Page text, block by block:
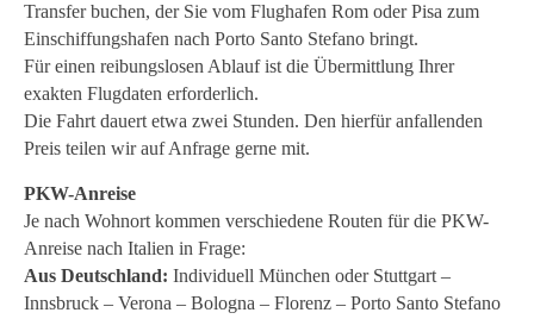
Transfer buchen, der Sie vom Flughafen Rom oder Pisa zum
Einschiffungshafen nach Porto Santo Stefano bringt.
Für einen reibungslosen Ablauf ist die Übermittlung Ihrer
exakten Flugdaten erforderlich.
Die Fahrt dauert etwa zwei Stunden. Den hierfür anfallenden
Preis teilen wir auf Anfrage gerne mit.
PKW-Anreise
Je nach Wohnort kommen verschiedene Routen für die PKW-
Anreise nach Italien in Frage:
Aus Deutschland: Individuell München oder Stuttgart –
Innsbruck – Verona – Bologna – Florenz – Porto Santo Stefano